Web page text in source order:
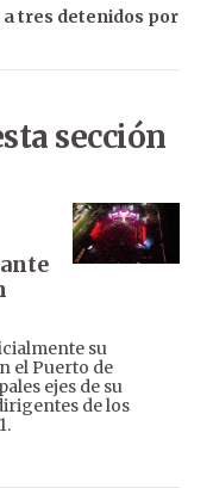
a tres detenidos por
sección
su
el Puerto de
ejes de su
de los